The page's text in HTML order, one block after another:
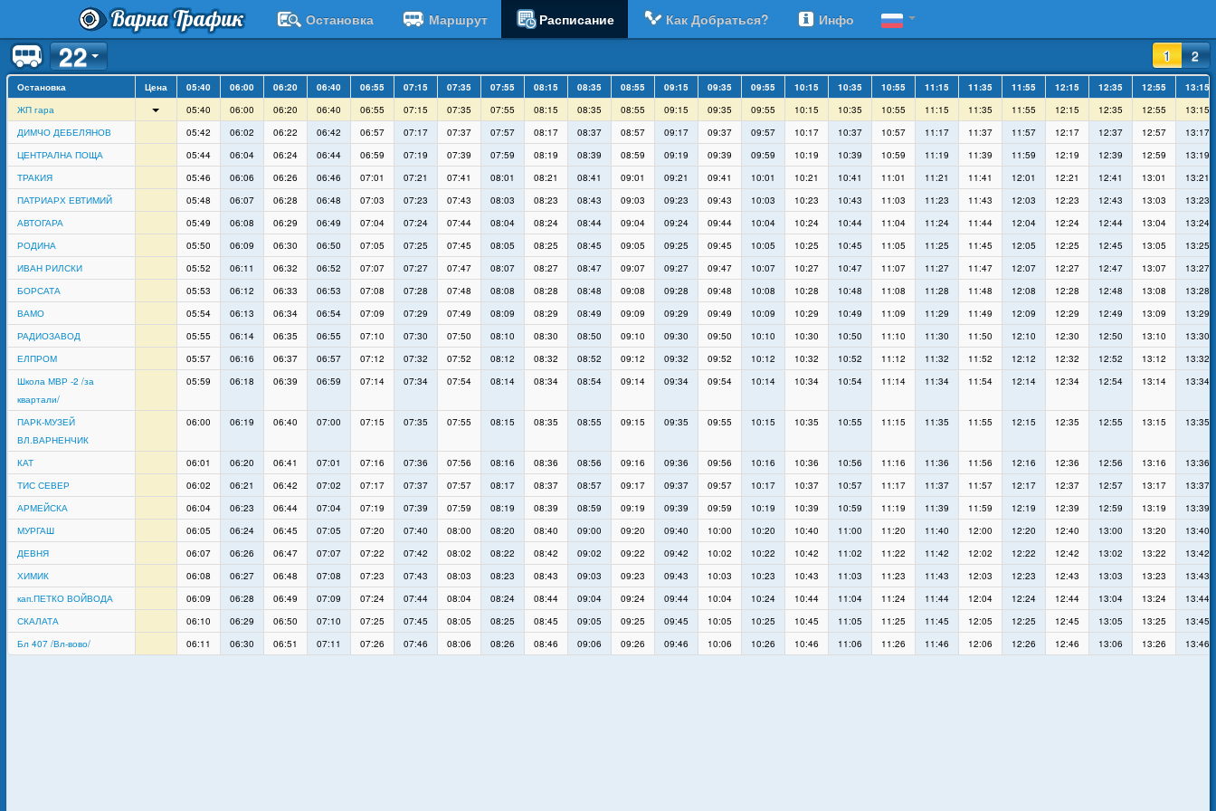
Варна Трафик Остановка Маршрут Расписание Как Добраться?
Инфо
1
2
22
Остановка Цена 05:40 06:00 06:20 06:40 06:55 07:15 07:35 07:55 08:15 08:35 08:55 09:15 09:35 09:55 10:15 10:35 10:55 11:15 11:35 11:55 12:15 12:35 12:55
13:15
ЖП гара
05:40 06:00 06:20 06:40 06:55 07:15 07:35 07:55 08:15 08:35 08:55 09:15 09:35 09:55 10:15 10:35 10:55 11:15 11:35 11:55 12:15 12:35 12:55
13:15
ДИМЧО ДЕБЕЛЯНОВ
05:42 06:02 06:22 06:42 06:57 07:17 07:37 07:57 08:17 08:37 08:57 09:17 09:37 09:57 10:17 10:37 10:57 11:17 11:37 11:57 12:17 12:37 12:57
13:17
ЦЕНТРАЛНА ПОЩА
05:44 06:04 06:24 06:44 06:59 07:19 07:39 07:59 08:19 08:39 08:59 09:19 09:39 09:59 10:19 10:39 10:59 11:19 11:39 11:59 12:19 12:39 12:59
13:19
ТРАКИЯ
05:46 06:06 06:26 06:46 07:01 07:21 07:41 08:01 08:21 08:41 09:01 09:21 09:41 10:01 10:21 10:41 11:01 11:21 11:41 12:01 12:21 12:41 13:01
13:21
ПАТРИАРХ ЕВТИМИЙ
05:48 06:07 06:28 06:48 07:03 07:23 07:43 08:03 08:23 08:43 09:03 09:23 09:43 10:03 10:23 10:43 11:03 11:23 11:43 12:03 12:23 12:43 13:03
13:23
АВТОГАРА
05:49 06:08 06:29 06:49 07:04 07:24 07:44 08:04 08:24 08:44 09:04 09:24 09:44 10:04 10:24 10:44 11:04 11:24 11:44 12:04 12:24 12:44 13:04
13:24
РОДИНА
05:50 06:09 06:30 06:50 07:05 07:25 07:45 08:05 08:25 08:45 09:05 09:25 09:45 10:05 10:25 10:45 11:05 11:25 11:45 12:05 12:25 12:45 13:05
13:25
ИВАН РИЛСКИ
05:52 06:11 06:32 06:52 07:07 07:27 07:47 08:07 08:27 08:47 09:07 09:27 09:47 10:07 10:27 10:47 11:07 11:27 11:47 12:07 12:27 12:47 13:07
13:27
БОРСАТА
05:53 06:12 06:33 06:53 07:08 07:28 07:48 08:08 08:28 08:48 09:08 09:28 09:48 10:08 10:28 10:48 11:08 11:28 11:48 12:08 12:28 12:48 13:08
13:28
ВАМО
05:54 06:13 06:34 06:54 07:09 07:29 07:49 08:09 08:29 08:49 09:09 09:29 09:49 10:09 10:29 10:49 11:09 11:29 11:49 12:09 12:29 12:49 13:09
13:29
РАДИОЗАВОД
05:55 06:14 06:35 06:55 07:10 07:30 07:50 08:10 08:30 08:50 09:10 09:30 09:50 10:10 10:30 10:50 11:10 11:30 11:50 12:10 12:30 12:50 13:10
13:30
ЕЛПРОМ
05:57 06:16 06:37 06:57 07:12 07:32 07:52 08:12 08:32 08:52 09:12 09:32 09:52 10:12 10:32 10:52 11:12 11:32 11:52 12:12 12:32 12:52 13:12
13:32
Школа МВР -2 /за
квартали/
05:59 06:18 06:39 06:59 07:14 07:34 07:54 08:14 08:34 08:54 09:14 09:34 09:54 10:14 10:34 10:54 11:14 11:34 11:54 12:14 12:34 12:54 13:14 13:34
ПАРК-МУЗЕЙ
ВЛ.ВАРНЕНЧИК
06:00 06:19 06:40 07:00 07:15 07:35 07:55 08:15 08:35 08:55 09:15 09:35 09:55 10:15 10:35 10:55 11:15 11:35 11:55 12:15 12:35 12:55 13:15 13:35
КАТ 06:01 06:20 06:41 07:01 07:16 07:36 07:56 08:16 08:36 08:56 09:16 09:36 09:56 10:16 10:36 10:56 11:16 11:36 11:56 12:16 12:36 12:56 13:16
13:36
ТИС СЕВЕР
06:02 06:21 06:42 07:02 07:17 07:37 07:57 08:17 08:37 08:57 09:17 09:37 09:57 10:17 10:37 10:57 11:17 11:37 11:57 12:17 12:37 12:57 13:17
13:37
АРМЕЙСКА
06:04 06:23 06:44 07:04 07:19 07:39 07:59 08:19 08:39 08:59 09:19 09:39 09:59 10:19 10:39 10:59 11:19 11:39 11:59 12:19 12:39 12:59 13:19
13:39
МУРГАШ
06:05 06:24 06:45 07:05 07:20 07:40 08:00 08:20 08:40 09:00 09:20 09:40 10:00 10:20 10:40 11:00 11:20 11:40 12:00 12:20 12:40 13:00 13:20
13:40
ДЕВНЯ
06:07 06:26 06:47 07:07 07:22 07:42 08:02 08:22 08:42 09:02 09:22 09:42 10:02 10:22 10:42 11:02 11:22 11:42 12:02 12:22 12:42 13:02 13:22
13:42
ХИМИК
06:08 06:27 06:48 07:08 07:23 07:43 08:03 08:23 08:43 09:03 09:23 09:43 10:03 10:23 10:43 11:03 11:23 11:43 12:03 12:23 12:43 13:03 13:23
13:43
кап.ПЕТКО ВОЙВОДА
06:09 06:28 06:49 07:09 07:24 07:44 08:04 08:24 08:44 09:04 09:24 09:44 10:04 10:24 10:44 11:04 11:24 11:44 12:04 12:24 12:44 13:04 13:24
13:44
СКАЛАТА
06:10 06:29 06:50 07:10 07:25 07:45 08:05 08:25 08:45 09:05 09:25 09:45 10:05 10:25 10:45 11:05 11:25 11:45 12:05 12:25 12:45 13:05 13:25
13:45
Бл 407 /Вл-вово/
06:11 06:30 06:51 07:11 07:26 07:46 08:06 08:26 08:46 09:06 09:26 09:46 10:06 10:26 10:46 11:06 11:26 11:46 12:06 12:26 12:46 13:06 13:26 13:46